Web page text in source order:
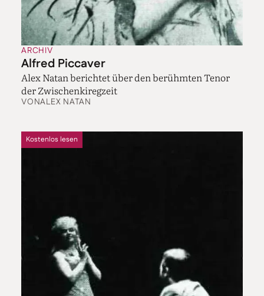
ARCHIV
Alfred Piccaver
Alex Natan berichtet über den berühmten Tenor
der Zwischenkiregzeit
VONALEX NATAN
Kostenlos lesen